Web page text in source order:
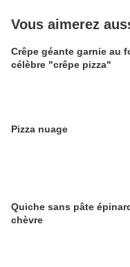
Vous aimerez
Crêpe géante garnie au
célèbre "crêpe pizza"
Pizza nuage
Quiche sans pâte
chèvre